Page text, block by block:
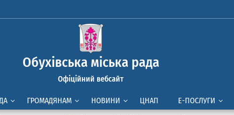
Обухівська міська рада
Офіційний вебсайт
ГРОМАДЯНАМ НОВИНИ ЦНАП Е-ПОСЛУГИ